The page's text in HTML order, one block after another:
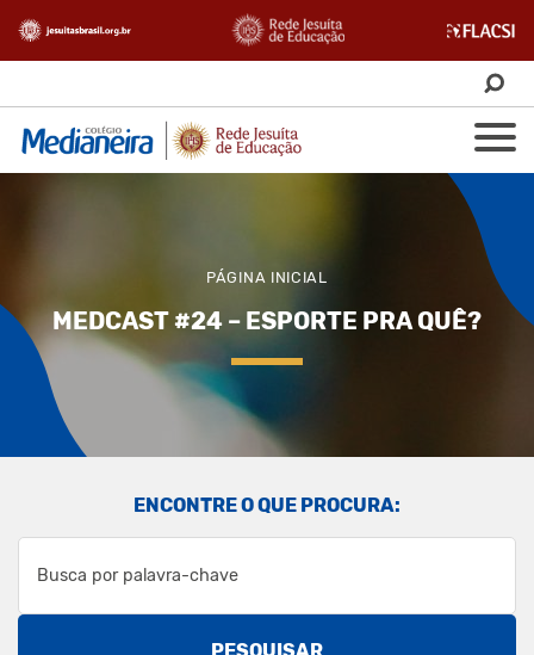
PÁGINA INICIAL
MEDCAST #24 – ESPORTE PRA QUÊ?
ENCONTRE O QUE PROCURA: